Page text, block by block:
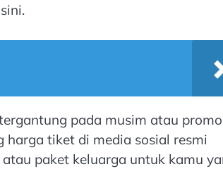
pada musim atau promo
harga tiket di media sosial resmi
paket keluarga untuk kamu